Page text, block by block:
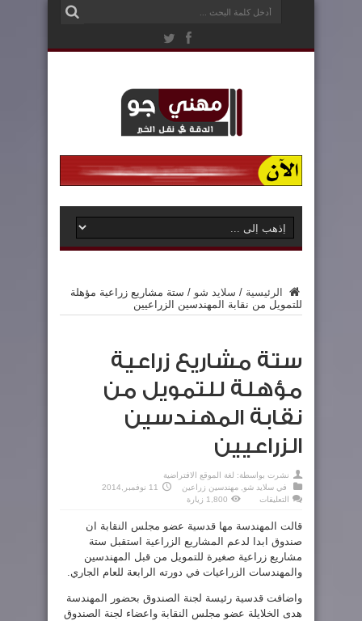
الرئيسية / سلايد شو / ستة مشاريع زراعية مؤهلة
للتمويل من نقابة المهندسين الزراعيين
ستة مشاريع زراعية
مؤهلة للتمويل من
نقابة المهندسين
الزراعيين
نشرت بواسطة: لغة الموقع الافتراضية
في سلايد شو, مهندسين زراعين
11 نوفمبر,2014
التعليقات
زراعية
للتمويل
من
نقابة
المهندسين
الزراعيين
1,800 زيارة
قالت المهندسة مها قدسية عضو مجلس النقابة ان
صندوق ابدا لدعم المشاريع الزراعية استقبل ستة
مشاريع زراعية صغيرة للتمويل من قبل المهندسين
والمهندسات الزراعيات في دورته الرابعة للعام الجاري.
واضافت قدسية رئيسة لجنة الصندوق بحضور المهندسة
هدى الخلايلة عضو مجلس النقابة واعضاء لجنة الصندوق